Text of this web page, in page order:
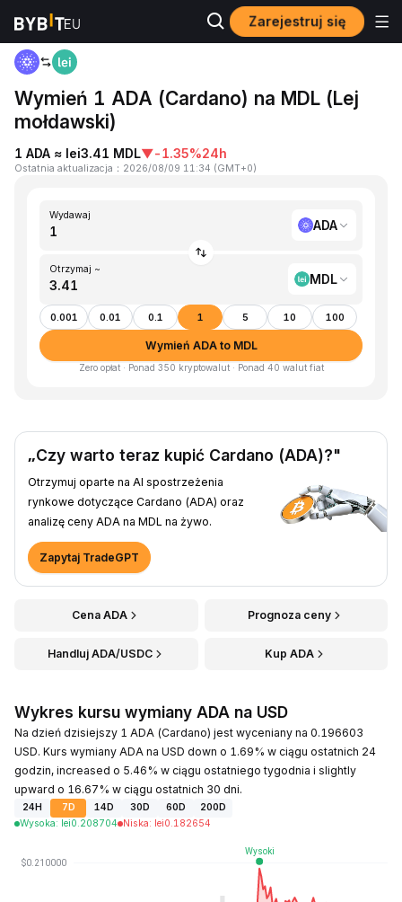
Zarejestruj się
Strona główna
Wymień 1 ADA (Cardano) na MDL (Lej
mołdawski)
1 ADA ≈ lei3.41 MDL▼-1.35%24h
Ostatnia aktualizacja ： 2026/08/09 11:34 (GMT+0)
Wydawaj
ADA
Otrzymaj ~
MDL
0.001 0.01 0.1 1 5 10 100
Wymień ADA to MDL
Zero opłat · Ponad 350 kryptowalut · Ponad 40 walut fiat
„Czy warto teraz kupić Cardano (ADA)?"
Otrzymuj oparte na AI spostrzeżenia
rynkowe dotyczące Cardano (ADA) oraz
analizę ceny ADA na MDL na żywo.
Zapytaj TradeGPT
Cena ADA Prognoza ceny
Handluj ADA/USDC Kup ADA
Wykres kursu wymiany ADA na USD
Na dzień dzisiejszy 1 ADA (Cardano) jest wyceniany na 0.196603
USD. Kurs wymiany ADA na USD down o 1.69% w ciągu ostatnich 24
godzin, increased o 5.46% w ciągu ostatniego tygodnia i slightly
upward o 16.67% w ciągu ostatnich 30 dni.
24H 7D 14D 30D 60D
200D
Wysoka: lei0.208704 Niska: lei0.182654